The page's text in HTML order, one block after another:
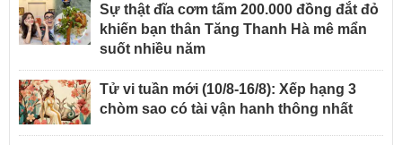
Sự thật đĩa cơm tấm 200.000 đồng đắt đỏ
khiến bạn thân Tăng Thanh Hà mê mẩn
suốt nhiều năm
Tử vi tuần mới (10/8-16/8): Xếp hạng 3
chòm sao có tài vận hanh thông nhất